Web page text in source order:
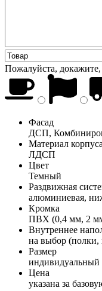
Пожалуйста,
Фасад
ДСП,
Материал корпуса
ЛДСП
Цвет
Темный
Раздвижная
алюминиевая,
Кромка
ПВХ (0,4 мм, 2
Внутреннее
на выбор
Размер
индивидуальный
Цена
указана за